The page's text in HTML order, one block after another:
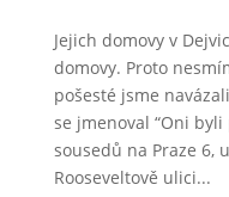
Jejich domovy v
domovy. Proto
pošesté jsme
se jmenoval “Oni
sousedů na Praze 6,
Rooseveltově ulici...